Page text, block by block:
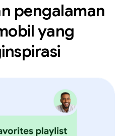
pengalaman
yang